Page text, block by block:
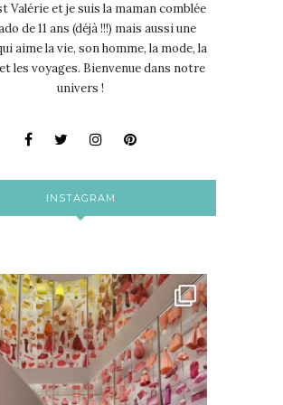
Valérie et je suis la maman comblée
de 11 ans (déjà !!!) mais aussi une
aime la vie, son homme, la mode, la
les voyages. Bienvenue dans notre
univers !
INSTAGRAM